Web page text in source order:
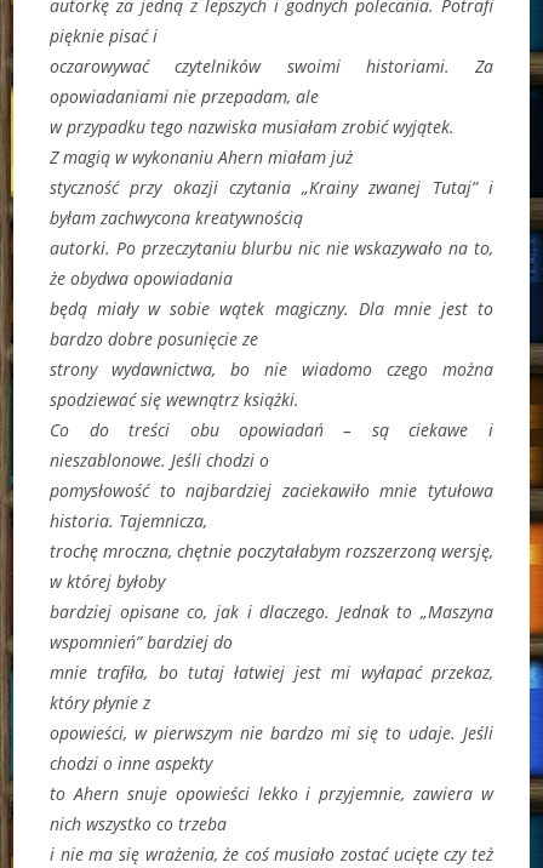
autorkę za jedną z lepszych i godnych polecania. Potrafi
pięknie pisać i
oczarowywać czytelników swoimi historiami. Za
opowiadaniami nie przepadam, ale
w przypadku tego nazwiska musiałam zrobić wyjątek.
Z magią w wykonaniu Ahern miałam już
styczność przy okazji czytania „Krainy zwanej Tutaj” i
byłam zachwycona kreatywnością
autorki. Po przeczytaniu blurbu nic nie wskazywało na to,
że obydwa opowiadania
będą miały w sobie wątek magiczny. Dla mnie jest to
bardzo dobre posunięcie ze
strony wydawnictwa, bo nie wiadomo czego można
spodziewać się wewnątrz książki.
Co do treści obu opowiadań – są ciekawe i
nieszablonowe. Jeśli chodzi o
pomysłowość to najbardziej zaciekawiło mnie tytułowa
historia. Tajemnicza,
trochę mroczna, chętnie poczytałabym rozszerzoną wersję,
w której byłoby
bardziej opisane co, jak i dlaczego. Jednak to „Maszyna
wspomnień” bardziej do
mnie trafiła, bo tutaj łatwiej jest mi wyłapać przekaz,
który płynie z
opowieści, w pierwszym nie bardzo mi się to udaje. Jeśli
chodzi o inne aspekty
to Ahern snuje opowieści lekko i przyjemnie, zawiera w
nich wszystko co trzeba
i nie ma się wrażenia, że coś musiało zostać ucięte czy też